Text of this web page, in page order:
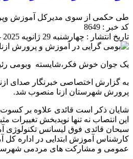
طی حکمی از سوی مدیرکل آموزش
کد خبر : 8649
تاریخ انتشار : چهارشنبه 29 ژانویه 2025 - 17:24
یک جوان خوش فکر،شایسته وبومی
به گزارش اختصاصی خبرنگار صدای
پرورش شهرستان ازنا منصوب شد.
شایان ذکر است قائدی علاوه بر کسوت
این انتصاب نه تنها نویدبخش تغییرات
سبحان قائدی فوق لیسانس
کارشناس آموزش ابتدایی در اداره کل
عمومی و مشارکت های مردمی شهرستان